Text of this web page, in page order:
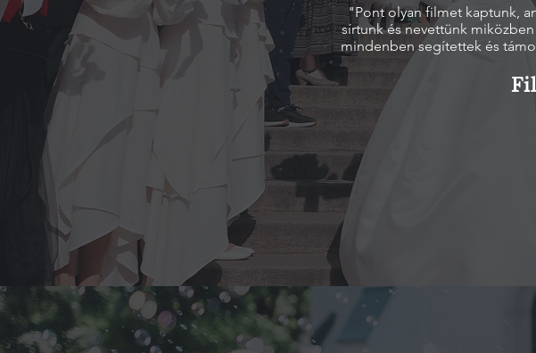
"Pont olyan filmet kaptunk,
sírtunk és nevettünk
mindenben segítettek és